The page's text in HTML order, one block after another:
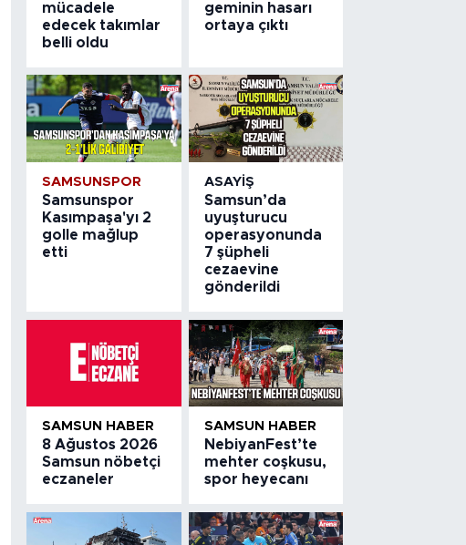
mücadele
edecek takımlar
belli oldu
geminin hasarı
ortaya çıktı
SAMSUNSPOR
Samsunspor
Kasımpaşa'yı 2
golle mağlup
etti
ASAYIŞ
Samsun’da
uyuşturucu
operasyonunda
7 şüpheli
cezaevine
gönderildi
SAMSUN HABER
8 Ağustos 2026
Samsun nöbetçi
eczaneler
SAMSUN HABER
NebiyanFest’te
mehter coşkusu,
spor heyecanı